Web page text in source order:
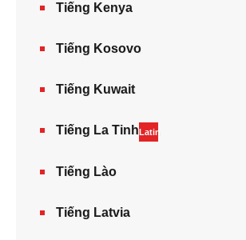
Tiếng Kenya
Tiếng Kosovo
Tiếng Kuwait
Tiếng La TinhLatin
Tiếng Lào
Tiếng Latvia